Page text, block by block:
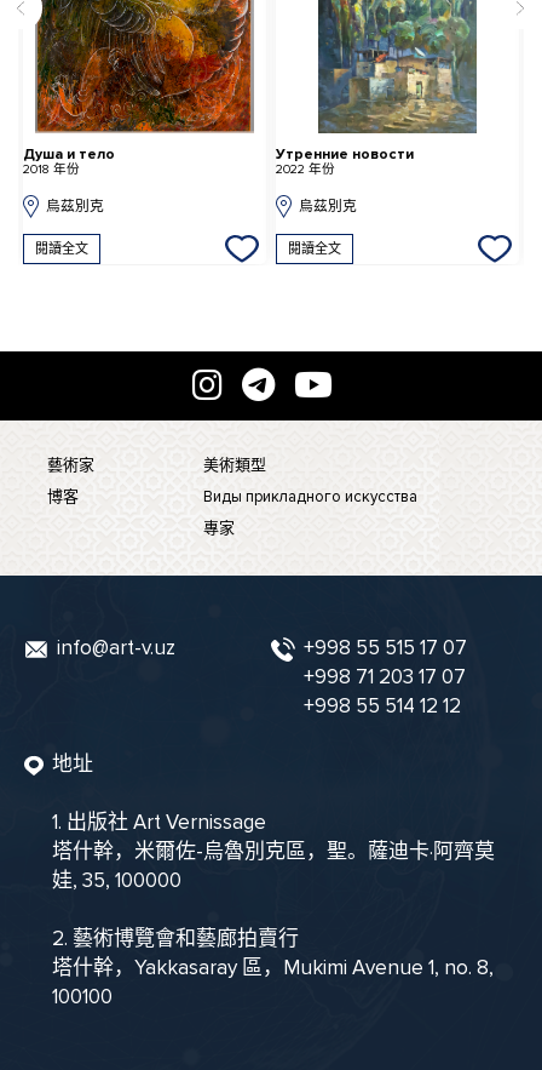
Душа и тело
2018 年份
烏茲別克
閱讀全文
Утренние новости
2022 年份
烏茲別克
閱讀全文
藝術家
博客
美術類型
Виды прикладного искусства
專家
info@art-v.uz
+998 55 515 17 07
+998 71 203 17 07
+998 55 514 12 12
地址
1. 出版社 Art Vernissage
塔什幹，米爾佐-烏魯別克區，聖。薩迪卡·阿齊莫
娃, 35, 100000
2. 藝術博覽會和藝廊拍賣行
塔什幹，Yakkasaray 區，Mukimi Avenue 1, no. 8,
100100